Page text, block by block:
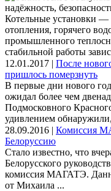
Котельные установки —
отопления, горячего
промышленного
стабильной работы
12.01.2017 | После
пришлось померзнуть
В первые дни нового
ожидал более чем
Подмосковного
удивлением
28.09.2016 | Комиссия
Белоруссию
Стало известно, что
Белорусского
комиссия МАГАТЭ.
от Михаила ...